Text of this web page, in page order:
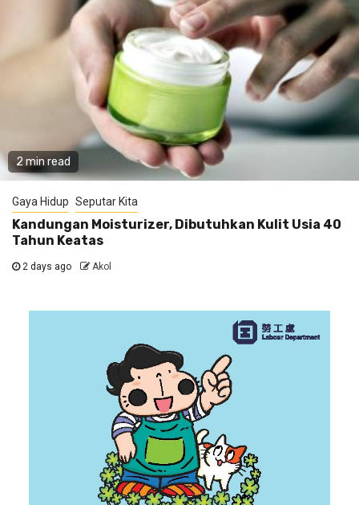
2 min read
Gaya Hidup Seputar Kita
Kandungan Moisturizer, Dibutuhkan Kulit Usia 40
Tahun Keatas
2 days ago Akol